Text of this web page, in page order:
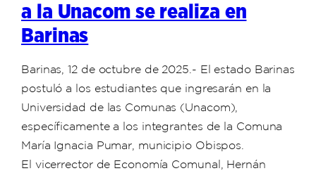
a la Unacom se realiza en
Barinas
Barinas, 12 de octubre de 2025.- El estado Barinas
postuló a los estudiantes que ingresarán en la
Universidad de las Comunas (Unacom),
específicamente a los integrantes de la Comuna
María Ignacia Pumar, municipio Obispos.
El vicerrector de Economía Comunal, Hernán